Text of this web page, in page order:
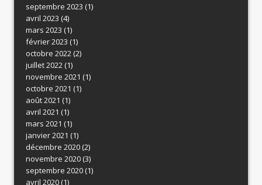
septembre 2023 (1)
avril 2023 (4)
mars 2023 (1)
février 2023 (1)
octobre 2022(2)
juillet 2022(1)
novembre 2021 (1)
octobre 2021 (1)
août 2021 (1)
avril 2021 (1)
mars 2021 (1)
janvier 2021 (1)
décembre 2020(2)
novembre 2020(3)
septembre 2020(1)
avril 2020(1)